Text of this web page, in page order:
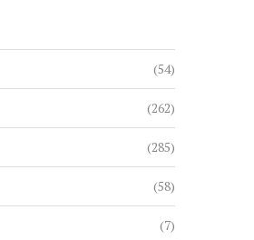
(54)
(262)
(285)
(58)
(7)